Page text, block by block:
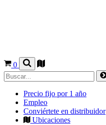
0
Precio fijo por 1 año
Empleo
Conviértete en distribuidor
Ubicaciones